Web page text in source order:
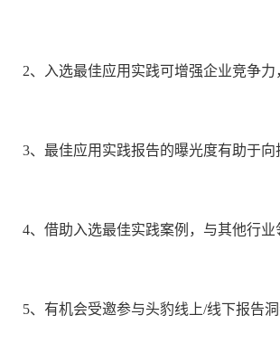
2、入选最佳应用实践可增强企业竞争力
3、最佳应用实践报告的曝光度有助于
4、借助入选最佳实践案例，与其他行
5、有机会受邀参与头豹线上/线下报告